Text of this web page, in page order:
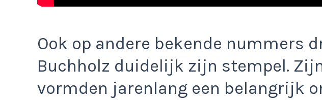
Ook op andere bekende nummers
Buchholz duidelijk zijn stempel.
vormden jarenlang een belangrijk